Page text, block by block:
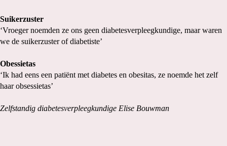
Suikerzuster
‘Vroeger noemden ze ons geen diabetesverpleegkundige, maar waren
we de suikerzuster of diabetiste’
Obessietas
‘Ik had eens een patiënt met diabetes en obesitas, ze noemde het zelf
haar obsessietas’
Zelfstandig diabetesverpleegkundige Elise Bouwman